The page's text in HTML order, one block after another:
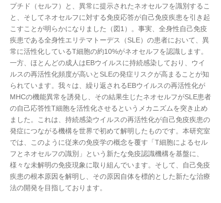
プチド（セルフ）と、異常に提示されたネオセルフを識別するこ
と、そしてネオセルフに対する免疫応答が自己免疫疾患を引き起
こすことが明らかになりました（図1）。事実、全身性自己免疫
疾患である全身性エリテマトーデス（SLE）の患者において、異
常に活性化しているT細胞の約10%がネオセルフを認識します。
一方、ほとんどの成人はEBウイルスに持続感染しており、ウイ
ルスの再活性化頻度が高いとSLEの発症リスクが高まることが知
られています。我々は、繰り返されるEBウイルスの再活性化が
MHCの機能異常を誘発し、その結果生じたネオセルフがSLE患者
の自己応答性T細胞を活性化させるというメカニズムを突き止め
ました。これは、持続感染ウイルスの再活性化が自己免疫疾患の
発症につながる機構を世界で初めて解明したものです。本研究室
では、このように従来の免疫学の概念を覆す「T細胞によるセル
フとネオセルフの識別」という新たな免疫認識機構を基盤に、
様々な未解明の免疫現象に取り組んでいます。そして、自己免疫
疾患の根本原因を解明し、その原因自体を標的とした新たな治療
法の開発を目指しております。